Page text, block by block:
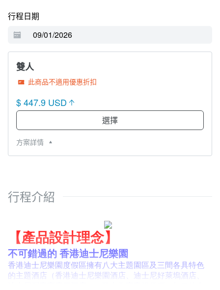
行程日期
雙人
此商品不適用優惠折扣
$ 447.9 USD
選擇
方案詳情
行程介紹